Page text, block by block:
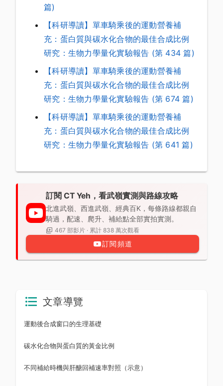
篇)
【科研導讀】單車騎乘後的運動營養補
充：蛋白質與碳水化合物的最佳合成比例
研究：生物力學量化實驗報告 (第 434 篇)
【科研導讀】單車騎乘後的運動營養補
充：蛋白質與碳水化合物的最佳合成比例
研究：生物力學量化實驗報告 (第 674 篇)
【科研導讀】單車騎乘後的運動營養補
充：蛋白質與碳水化合物的最佳合成比例
研究：生物力學量化實驗報告 (第 641 篇)
訂閱 CT Yeh，看武嶺實測與路線攻略
北進武嶺、西進武嶺、經典百K，每條路線都親自
騎過，配速、爬升、補給點全部實拍實測。
467 部影片 · 累計 838 萬次觀看
訂閱頻道
文章導覽
運動後合成窗口的生理基礎
碳水化合物與蛋白質的黃金比例
不同補給時機與肝醣回補速率對照（示意）